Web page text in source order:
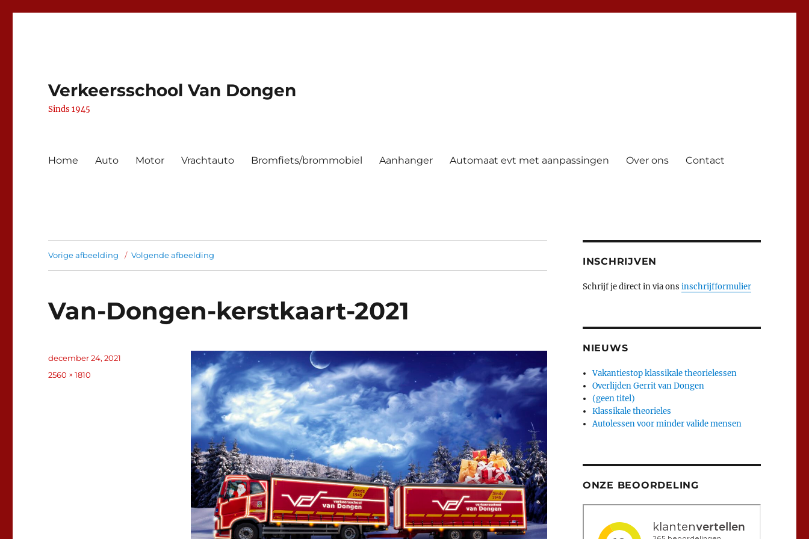
Verkeersschool Van Dongen
Sinds 1945
Home Auto Motor Vrachtauto Bromfiets/brommobiel Aanhanger Automaat evt met aanpassingen Over ons Contact
Vorige afbeelding Volgende afbeelding
Van-Dongen-kerstkaart-2021
Geplaatst
op
december 24, 2021
Volledige
2560 × 1810
INSCHRIJVEN
Schrijf je direct in via ons inschrijfformulier
NIEUWS
Vakantiestop klassikale theorielessen
Overlijden Gerrit van Dongen
(geen titel)
Klassikale theorieles
Autolessen voor minder valide mensen
ONZE BEOORDELING